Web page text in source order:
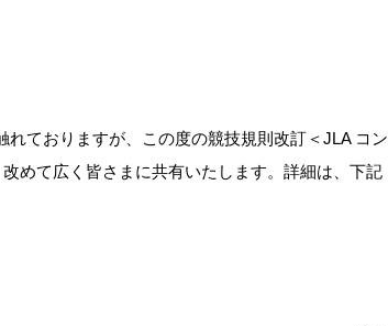
ておりますが、この度の競技規則改訂＜JLA コン
めて広く皆さまに共有いたします。詳細は、下記